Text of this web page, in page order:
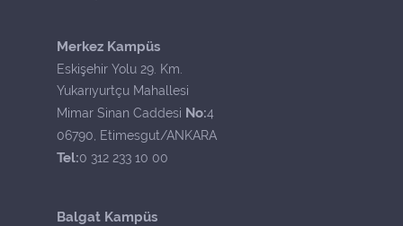
Merkez Kampüs
Eskişehir Yolu 29. Km.
Yukarıyurtçu Mahallesi
Mimar Sinan Caddesi No:4
06790, Etimesgut/ANKARA
Tel:0 312 233 10 00
Balgat Kampüs